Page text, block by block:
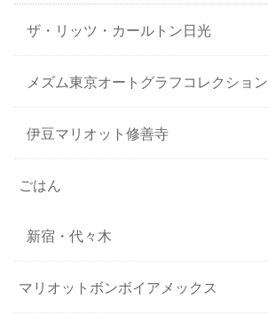
ザ・リッツ・カールトン日光
メズム東京オートグラフコレクション
伊豆マリオット修善寺
ごはん
新宿・代々木
マリオットボンボイアメックス